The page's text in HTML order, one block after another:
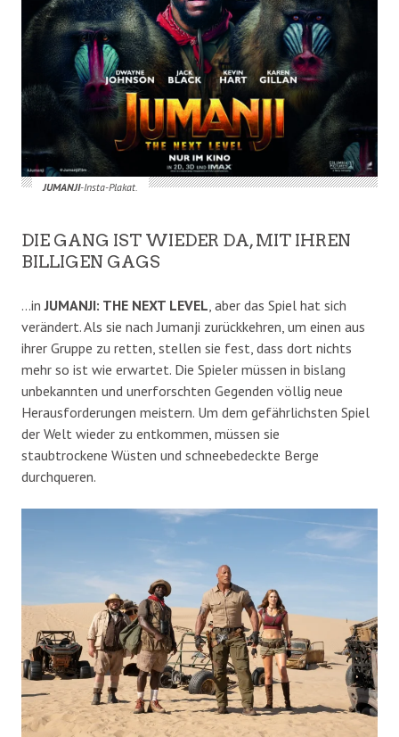
JUMANJI-Insta-Plakat.
DIE GANG IST WIEDER DA, MIT IHREN
BILLIGEN GAGS
…inJUMANJI: THE NEXT LEVEL , aber das Spiel hat sich
verändert. Als sie nach Jumanji zurückkehren, um einen aus
ihrer Gruppe zu retten, stellen sie fest, dass dort nichts
mehr so ist wie erwartet. Die Spieler müssen in bislang
unbekannten und unerforschten Gegenden völlig neue
Herausforderungen meistern. Um dem gefährlichsten Spiel
der Welt wieder zu entkommen, müssen sie
staubtrockene Wüsten und schneebedeckte Berge
durchqueren.